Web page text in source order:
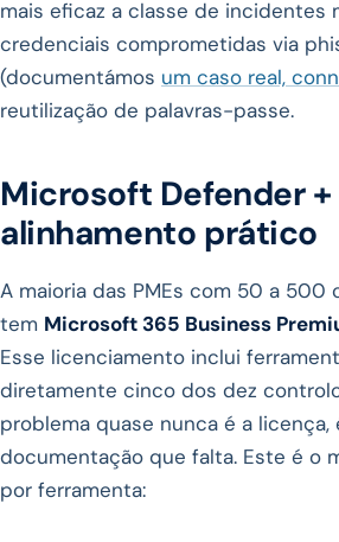
mais eficaz a classe de incidentes
credenciais comprometidas via
(documentámos um caso real,
reutilização de palavras-passe.
Microsoft Defender
alinhamento prático
A maioria das PMEs com 50 a 500
tem Microsoft 365 Business
Esse licenciamento inclui
diretamente cinco dos dez
problema quase nunca é a licença,
documentação que falta. Este é o
por ferramenta: